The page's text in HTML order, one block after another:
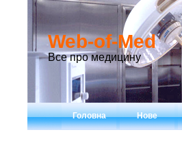
Web-of-Med
Все про медицину
Головна Нове